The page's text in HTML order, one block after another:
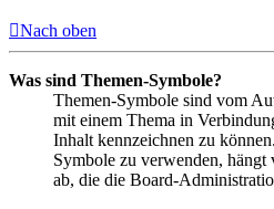
Nach oben
Was sind Themen-Symbole?
Themen-Symbole sind vom
mit einem Thema in
Inhalt kennzeichnen zu
Symbole zu verwenden, hängt
ab, die die Board-